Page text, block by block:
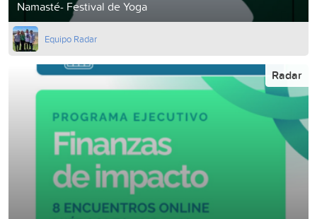
Namasté- Festival de Yoga
Equipo Radar
Radar